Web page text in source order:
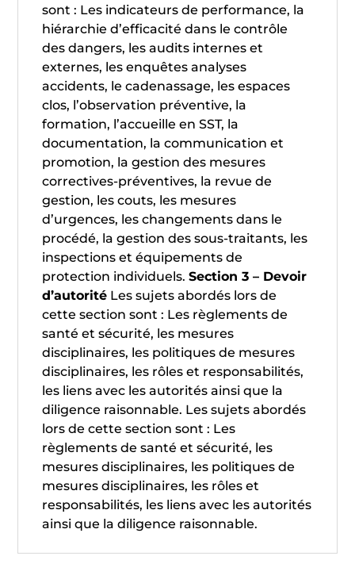
sont : Les indicateurs de performance, la
hiérarchie d’efficacité dans le contrôle
des dangers, les audits internes et
externes, les enquêtes analyses
accidents, le cadenassage, les espaces
clos, l’observation préventive, la
formation, l’accueille en SST, la
documentation, la communication et
promotion, la gestion des mesures
correctives-préventives, la revue de
gestion, les couts, les mesures
d’urgences, les changements dans le
procédé, la gestion des sous-traitants, les
inspections et équipements de
protection individuels.Section 3 – Devoir
d’autorité Les sujets abordés lors de
cette section sont : Les règlements de
santé et sécurité, les mesures
disciplinaires, les politiques de mesures
disciplinaires, les rôles et responsabilités,
les liens avec les autorités ainsi que la
diligence raisonnable. Les sujets abordés
lors de cette section sont : Les
règlements de santé et sécurité, les
mesures disciplinaires, les politiques de
mesures disciplinaires, les rôles et
responsabilités, les liens avec les autorités
ainsi que la diligence raisonnable.